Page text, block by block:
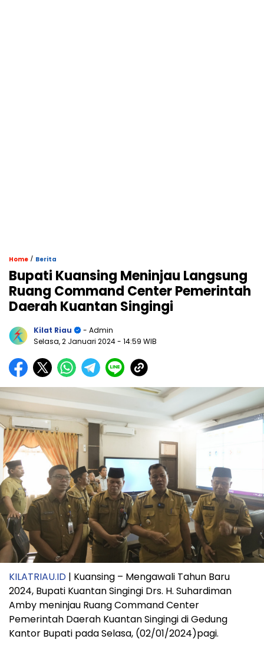
Home / Berita
Bupati Kuansing Meninjau Langsung
Ruang Command Center Pemerintah
Daerah Kuantan Singingi
Kilat Riau
- Admin
Selasa, 2 Januari 2024- 14:59 WIB
KILATRIAU.ID | Kuansing – Mengawali Tahun Baru
2024, Bupati Kuantan Singingi Drs. H. Suhardiman
Amby meninjau Ruang Command Center
Pemerintah Daerah Kuantan Singingi di Gedung
Kantor Bupati pada Selasa, (02/01/2024)pagi.